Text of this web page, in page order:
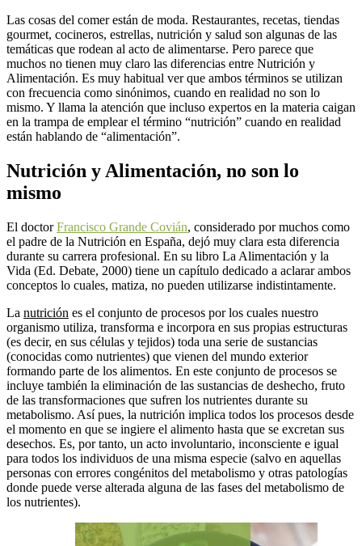
Las cosas del comer están de moda. Restaurantes, recetas, tiendas
gourmet, cocineros, estrellas, nutrición y salud son algunas de las
temáticas que rodean al acto de alimentarse. Pero parece que
muchos no tienen muy claro las diferencias entre Nutrición y
Alimentación. Es muy habitual ver que ambos términos se utilizan
con frecuencia como sinónimos, cuando en realidad no son lo
mismo. Y llama la atención que incluso expertos en la materia caigan
en la trampa de emplear el término “nutrición” cuando en realidad
están hablando de “alimentación”.
Nutrición y Alimentación, no son lo
mismo
El doctorFrancisco Grande Covián, considerado por muchos como
el padre de la Nutrición en España, dejó muy clara esta diferencia
durante su carrera profesional. En su libro La Alimentación y la
Vida (Ed. Debate, 2000) tiene un capítulo dedicado a aclarar ambos
conceptos lo cuales, matiza, no pueden utilizarse indistintamente.
La nutrición es el conjunto de procesos por los cuales nuestro
organismo utiliza, transforma e incorpora en sus propias estructuras
(es decir, en sus células y tejidos) toda una serie de sustancias
(conocidas como nutrientes) que vienen del mundo exterior
formando parte de los alimentos. En este conjunto de procesos se
incluye también la eliminación de las sustancias de deshecho, fruto
de las transformaciones que sufren los nutrientes durante su
metabolismo. Así pues, la nutrición implica todos los procesos desde
el momento en que se ingiere el alimento hasta que se excretan sus
desechos. Es, por tanto, un acto involuntario, inconsciente e igual
para todos los individuos de una misma especie (salvo en aquellas
personas con errores congénitos del metabolismo y otras patologías
donde puede verse alterada alguna de las fases del metabolismo de
los nutrientes).